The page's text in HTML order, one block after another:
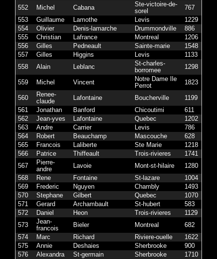
552
Michel Cabana
Ste-victoire-de-
sorel
767
553
Guillaume Lamothe Levis 1229
554
Olivier Denis-lamarche Drummondville 886
555
Christian Lafrance Montreal 1206
556
Gilles Pedneault Sainte-marie 1548
557
Gilles Higgins Levis 1133
558
Alain Leblanc
St-charles-
borromee
1298
559 Michel Vincent
Notre Dame Ile
Perrot
1823
560
Renee-
claude
Lafontaine Boucherville 1199
561
Jonathan Banford Chicoutimi 611
562
Jean-yves Lafontaine Quebec 1202
563
Andre Carrier Levis 786
564
Robert Beauchamp Mascouche 628
565
Francois Laliberte Ste Marie 1218
566
Patrice Thiffeault Trois-rivieres 1741
567
Pierre-
andre
Lavoie Mont-st-hilaire 1280
568
Rene Fontaine St-lazare 1004
569
Frederic Nguyen Chambly 1493
570
Stephane Gilbert Quebec 1070
571
Gerard Archambault St-hubert 583
572
Daniel Heon Trois-rivieres 1129
573
Jean-
francois
Bieler Montreal 682
574
Marc Richard Riviere-ouelle 1622
575
Annie Deshaies Sherbrooke 900
576
Alexandra St-germain Sherbrooke 1710